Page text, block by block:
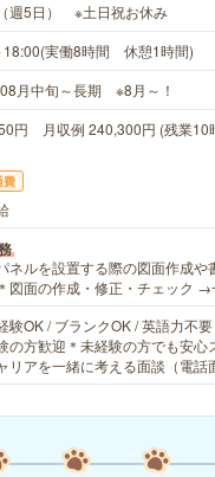
週5日） ※土日祝お休み
18:00(実働8時間 休憩1時間)
月中旬～長期 ※8月～！
円 月収例 240,300円 (残業10
費
ネルを設置する際の図面作成や
図面の作成・修正・チェック
験OK / ブランクOK / 英語力不要
の方歓迎＊未経験の方でも安心
リアを一緒に考える面談（電